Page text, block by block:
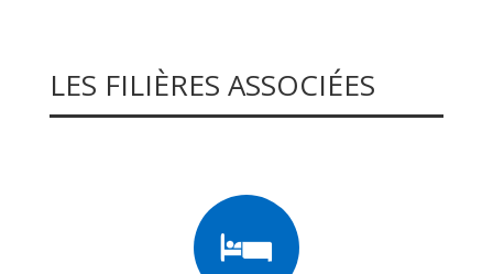
LES FILIÈRES ASSOCIÉES